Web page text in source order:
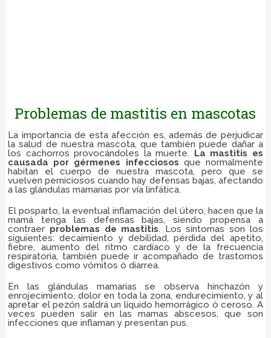
Problemas de mastitis en mascotas
La importancia de esta afección es, además de perjudicar
la salud de nuestra mascota, que también puede dañar a
los cachorros provocándoles la muerte. La mastitis es
causada por gérmenes infecciosos que normalmente
habitan el cuerpo de nuestra mascota, pero que se
vuelven perniciosos cuando hay defensas bajas, afectando
a las glándulas mamarias por vía linfática.
El posparto, la eventual inflamación del útero, hacen que la
mamá tenga las defensas bajas, siendo propensa a
contraer problemas de mastitis. Los síntomas son los
siguientes: decaimiento y debilidad, pérdida del apetito,
fiebre, aumento del ritmo cardíaco y de la frecuencia
respiratoria, también puede ir acompañado de trastornos
digestivos como vómitos ó diarrea.
En las glándulas mamarias se observa hinchazón y
enrojecimiento, dolor en toda la zona, endurecimiento, y al
apretar el pezón saldrá un líquido hemorrágico ó ceroso. A
veces pueden salir en las mamas abscesos, que son
infecciones que inflaman y presentan pus.